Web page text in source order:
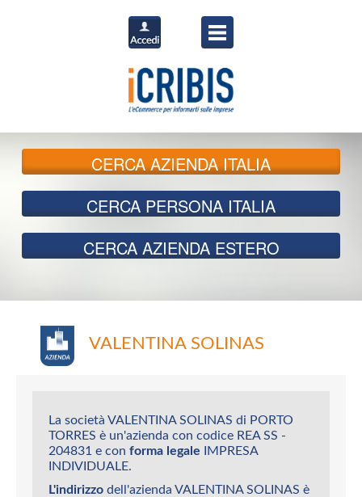
CERCAAZIENDA ITALIA
CERCA PERSONA ITALIA
CERCA AZIENDA ESTERO
VALENTINA SOLINAS
La società VALENTINA SOLINAS di PORTO
TORRES è un'azienda con codice REA SS -
204831 e con forma legale IMPRESA
INDIVIDUALE.
L'indirizzo dell'azienda VALENTINA SOLINAS è